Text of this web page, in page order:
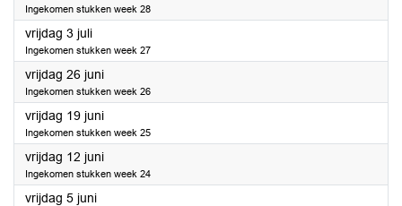
Ingekomen stukken week 28
vrijdag 3 juli2020
Ingekomen stukken week 27
vrijdag 26 juni2020
Ingekomen stukken week 26
vrijdag 19 juni2020
Ingekomen stukken week 25
vrijdag 12 juni2020
Ingekomen stukken week 24
vrijdag 5 juni2020